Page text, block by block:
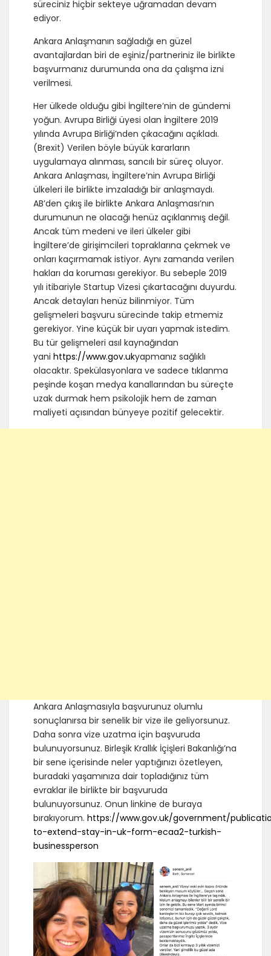
süreciniz hiçbir sekteye uğramadan devam
ediyor.
Ankara Anlaşmanın sağladığı en güzel
avantajlardan biri de eşiniz/partneriniz ile birlikte
başvurmanız durumunda ona da çalışma izni
verilmesi.
Her ülkede olduğu gibi İngiltere’nin de gündemi
yoğun. Avrupa Birliği üyesi olan İngiltere 2019
yılında Avrupa Birliği’nden çıkacağını açıkladı.
(Brexit) Verilen böyle büyük kararların
uygulamaya alınması, sancılı bir süreç oluyor.
Ankara Anlaşması, İngiltere’nin Avrupa Birliği
ülkeleri ile birlikte imzaladığı bir anlaşmaydı.
AB’den çıkış ile birlikte Ankara Anlaşması’nın
durumunun ne olacağı henüz açıklanmış değil.
Ancak tüm medeni ve ileri ülkeler gibi
İngiltere’de girişimcileri topraklarına çekmek ve
onları kaçırmamak istiyor. Aynı zamanda verilen
hakları da koruması gerekiyor. Bu sebeple 2019
yılı itibariyle Startup Vizesi çıkartacağını duyurdu.
Ancak detayları henüz bilinmiyor. Tüm
gelişmeleri başvuru sürecinde takip etmemiz
gerekiyor. Yine küçük bir uyarı yapmak istedim.
Bu tür gelişmeleri asıl kaynağından
yani https://www.gov.ukyapmanız sağlıklı
olacaktır. Spekülasyonlara ve sadece tıklanma
peşinde koşan medya kanallarından bu süreçte
uzak durmak hem psikolojik hem de zaman
maliyeti açısından bünyeye pozitif gelecektir.
Ankara Anlaşmasıyla başvurunuz olumlu
sonuçlanırsa bir senelik bir vize ile geliyorsunuz.
Daha sonra vize uzatma için başvuruda
bulunuyorsunuz. Birleşik Krallık İçişleri Bakanlığı’na
bir sene içerisinde neler yaptığınızı özetleyen,
buradaki yaşamınıza dair topladığınız tüm
evraklar ile birlikte bir başvuruda
bulunuyorsunuz. Onun linkine de buraya
bırakıyorum. https://www.gov.uk/government/
to-extend-stay-in-uk-form-ecaa2-turkish-
businessperson